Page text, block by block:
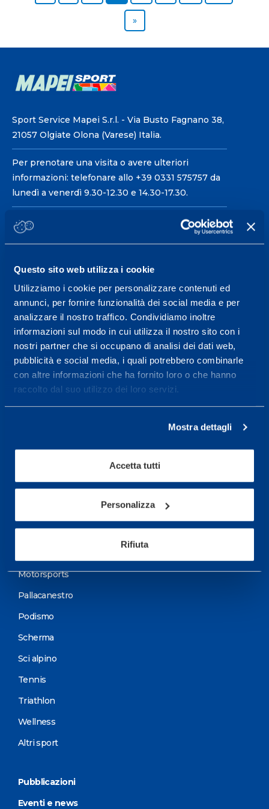
Questo sito web utilizza i cookie
Utilizziamo i cookie per personalizzare contenuti ed
annunci, per fornire funzionalità dei social media e per
analizzare il nostro traffico. Condividiamo inoltre
informazioni sul modo in cui utilizza il nostro sito con i
nostri partner che si occupano di analisi dei dati web,
pubblicità e social media, i quali potrebbero combinarle
con altre informazioni che ha fornito loro o che hanno
raccolto dal suo utilizzo dei loro servizi.
Mostra dettagli
Accetta tutti
Personalizza
Rifiuta
»Next page
Sport Service Mapei S.r.l. - Via Busto Fagnano 38,
21057 Olgiate Olona (Varese) Italia.
Per prenotare una visita o avere ulteriori
informazioni: telefonare allo +39 0331 575757 da
lunedì a venerdì 9.30-12.30 e 14.30-17.30.
ORARI DI APERTURA RECEPTION
Da Lunedì al Venerdì
Centro servizi per l'alta
prestazione ed il
wellness.
Maggiori informazioni
Servizi
Test di valutazione
Programmazione Allenamento
Calcio
Motorsports
Pallacanestro
Podismo
Scherma
Sci alpino
Tennis
Triathlon
Wellness
Altri sport
Pubblicazioni
Eventi e news